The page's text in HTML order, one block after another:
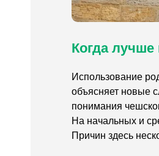
Когда
Использование
объясняет новые
понимания
На начальных и
Причин здесь